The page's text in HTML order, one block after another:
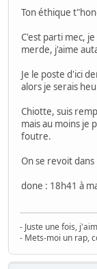
Ton éthique
C'est parti mec,
merde, j'aime
Je le poste d'ici
alors je serais
Chiotte, suis
mais au moins je
foutre.
On se revoit
done : 18h41 à
- Juste une fois,
- Mets-moi un rap,